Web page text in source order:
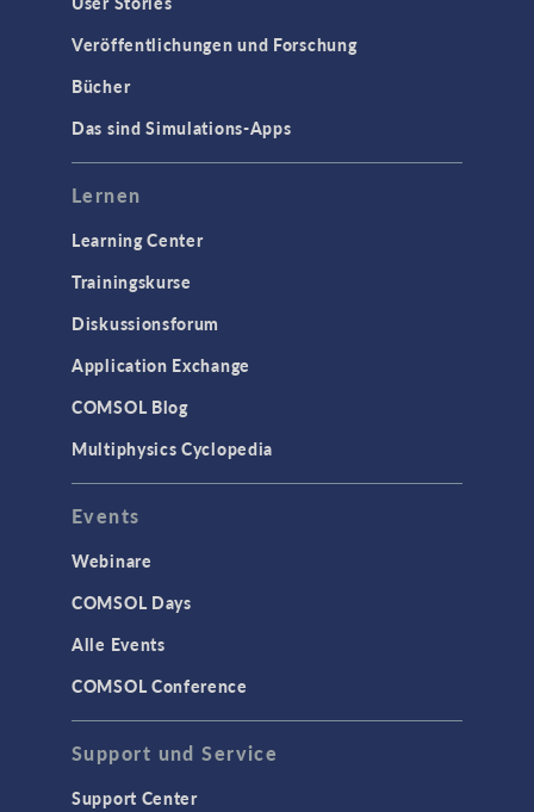
Veröffentlichungen und Forschung
Bücher
Das sind Simulations-Apps
Lernen
Learning Center
Trainingskurse
Diskussionsforum
Application Exchange
COMSOL Blog
Multiphysics Cyclopedia
Events
Webinare
COMSOL Days
Alle Events
COMSOL Conference
Support und Service
Support Center